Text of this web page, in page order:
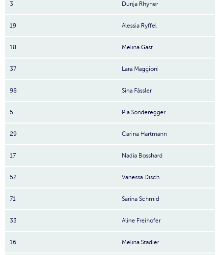
3 Dunja Rhyner
19 Alessia Ryffel
18 Melina Gast
37 Lara Maggioni
98 Sina Fässler
5 Pia Sonderegger
29 Carina Hartmann
17 Nadia Bosshard
52 Vanessa Disch
71 Sarina Schmid
33 Aline Freihofer
16 Melina Stadler